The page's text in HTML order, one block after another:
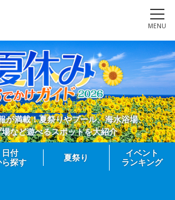
MENU
が満載！夏祭りやプール、海水浴場、
など遊べるスポットを大紹介
日付
探す
夏祭り
イベント
ランキング